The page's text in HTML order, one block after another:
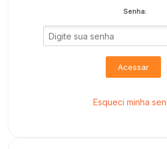
Senha:
Acessar
Esqueci minha